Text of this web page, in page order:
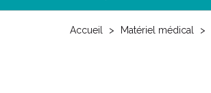
Accueil Matériel médical